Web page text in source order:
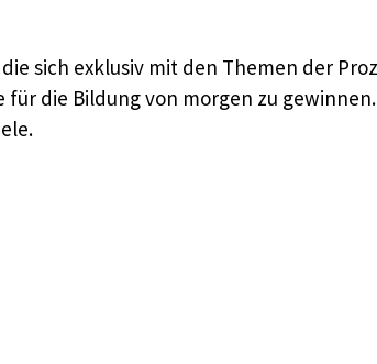
sich exklusiv mit den Themen der
die Bildung von morgen zu